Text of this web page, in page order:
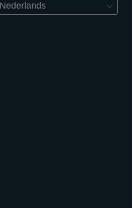
Nederlands
und
Verkehr und
Kölner
Europarecht,
44